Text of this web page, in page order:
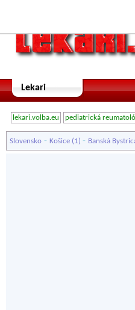
Lekari
lekari.volba.eu pediatrická
Slovensko - Košice (1) - Banská